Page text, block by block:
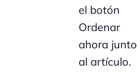
el botón
Ordenar
ahora junto
al artículo.